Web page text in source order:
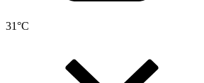
31°C